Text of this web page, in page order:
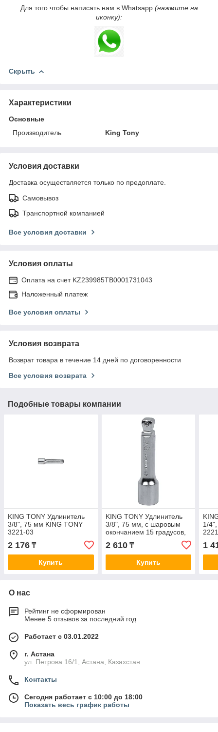
Для того чтобы написать нам в Whatsapp (нажмите на
иконку):
Скрыть
Характеристики
Основные
Производитель
King Tony
Условия доставки
Доставка осуществляется только по предоплате.
Самовывоз
Транспортной компанией
Все условия доставки
Условия оплаты
Оплата на счет KZ239985TB0001731043
Наложенный платеж
Все условия оплаты
Условия возврата
Возврат товара в течение 14 дней по договоренности
Все условия возврата
Подобные товары компании
KING TONY Удлинитель
3/8", 75 мм KING TONY
3221-03
2 176 ₸
Купить
KING TONY Удлинитель
3/8", 75 мм, с шаровым
окончанием 15 градусов,
TONY 3293-03
2 610₸
Купить
1/
1
О нас
Рейтинг не сформирован
Менее 5 отзывов за последний год
Работает с 03.01.2022
г. Астана
ул. Петрова 16/1, Астана, Казахстан
Контакты
Сегодня работает с 10:00 до 18:00
Показать весь график работы